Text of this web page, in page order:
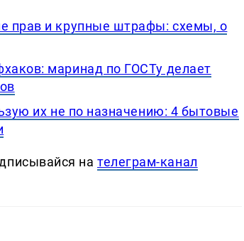
прав и крупные штрафы: схемы, о
маринад по ГОСТу делает
их не по назначению: 4 бытовые
нателеграм-канал